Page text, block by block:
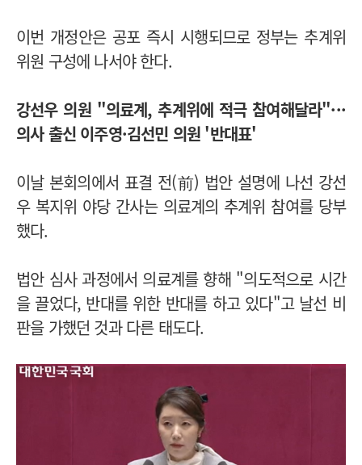
이번 개정안은 공포 즉시 시행되므로 정부는 추계위
위원 구성에 나서야 한다.
강선우 의원 "의료계, 추계위에 적극 참여해달라"···
의사 출신 이주영·김선민 의원 '반대표'
이날 본회의에서 표결 전(前) 법안 설명에 나선 강선
우 복지위 야당 간사는 의료계의 추계위 참여를 당부
했다.
법안 심사 과정에서 의료계를 향해 "의도적으로 시간
을 끌었다, 반대를 위한 반대를 하고 있다"고 날선 비
판을 가했던 것과 다른 태도다.